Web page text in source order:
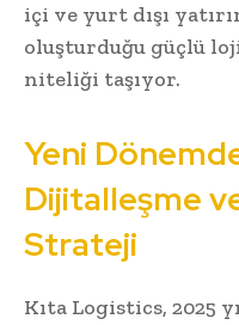
içi ve yurt dışı
oluşturduğu güçlü
niteliği taşıyor.
Yeni
Dijitalleşme
Strateji
Kıta Logistics, 2025